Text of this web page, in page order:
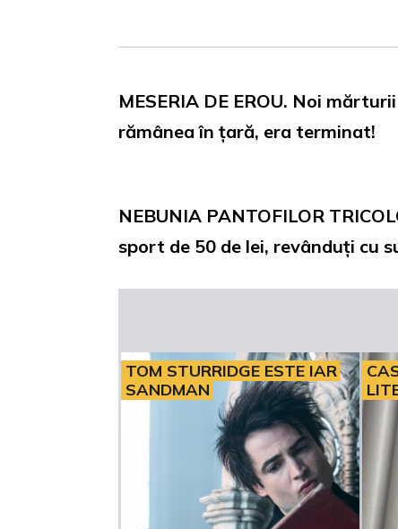
MESERIA DE EROU. Noi
rămânea în țară, era terminat!
NEBUNIA PANTOFILOR
sport de 50 de lei, revânduți cu
TOM STURRIDGE ESTE IAR
SANDMAN